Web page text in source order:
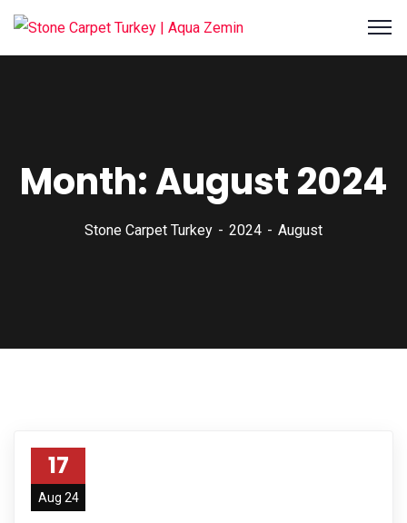
Month:August 2024
Stone Carpet Turkey 2024 August
17
Aug 24